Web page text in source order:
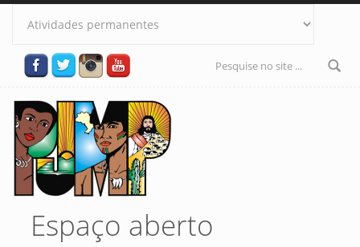
Pular para o conteúdo principal
Formulário
Espaço aberto